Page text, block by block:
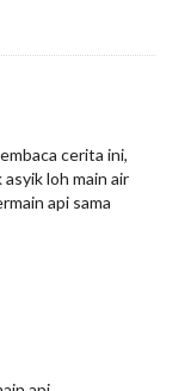
cerita ini,
loh main air
api sama